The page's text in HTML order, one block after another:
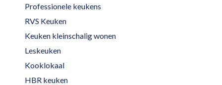
Professionele keukens
RVS Keuken
Keuken kleinschalig wonen
Leskeuken
Kooklokaal
HBR keuken